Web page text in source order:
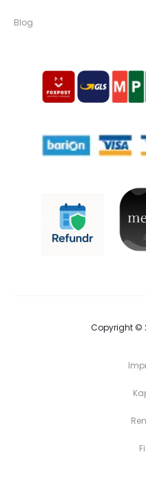
Blog
Copyright ©